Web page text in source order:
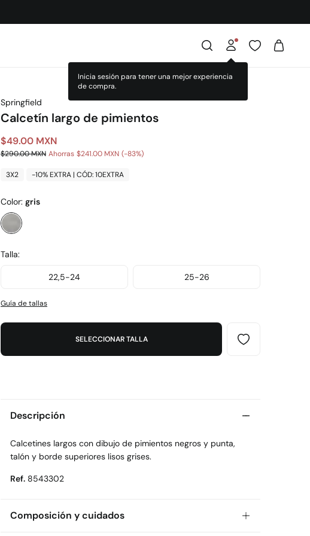
Inicia sesión para tener una mejor experiencia
de compra.
Springfield
Calcetín largo de pimientos
$49.00 MXN
$290.00 MXN Ahorras $241.00 MXN 83
3X2 -10% EXTRA | CÓD: 10EXTRA
Color: gris
Talla:
22,5-24 25-26
Guía de tallas
SELECCIONAR TALLA
Descripción
Calcetines largos con dibujo de pimientos negros y punta,
talón y borde superiores lisos grises.
Ref. 8543302
Composición y cuidados